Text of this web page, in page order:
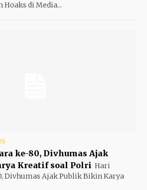
Hoaks di Media...
ke-80, Divhumas Ajak
Kreatif soal Polri Hari
Divhumas Ajak Publik Bikin Karya